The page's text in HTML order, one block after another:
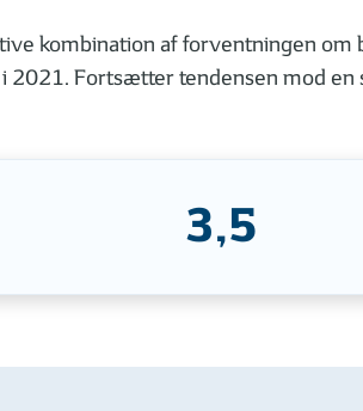
kombination af forventningen om
2021. Fortsætter tendensen mod
3,5